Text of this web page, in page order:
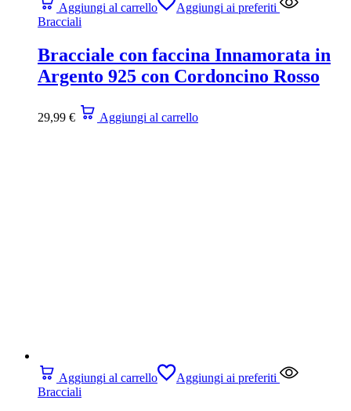
Aggiungi al carrello
Aggiungi ai preferiti
Bracciali
Bracciale con faccina Innamorata in
Argento 925 con Cordoncino Rosso
29,99 € Aggiungi al carrello
Aggiungi al carrello
Aggiungi ai preferiti
Bracciali